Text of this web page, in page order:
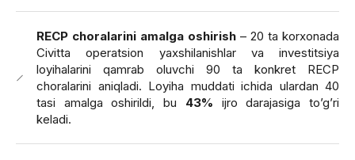
RECP choralarini amalga oshirish – 20 ta korxonada
Civitta operatsion yaxshilanishlar va investitsiya
loyihalarini qamrab oluvchi 90 ta konkret RECP
choralarini aniqladi. Loyiha muddati ichida ulardan 40
tasi amalga oshirildi, bu 43% ijro darajasiga to’g’ri
keladi.